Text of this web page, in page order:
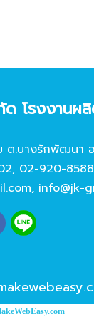
โรงงานผ
.บางรักพัฒนา อ
, 02-920-8588
, info@jk-